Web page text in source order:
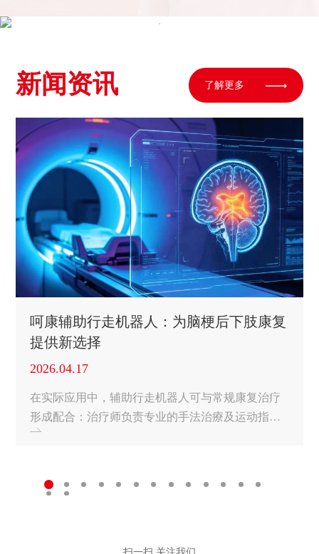
新闻资讯 了解更多
呵康辅助行走机器人：为脑梗后下肢康复
提供新选择
2026.04.17
在实际应用中，辅助行走机器人可与常规康复治疗
形成配合：治疗师负责专业的手法治療及运动指
导，设备承担部分减重及安全防护功能，使训练过